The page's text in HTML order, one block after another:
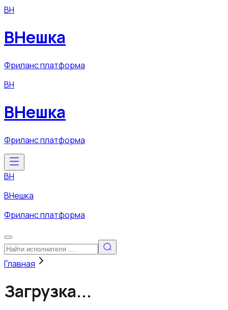
ВН
ВНешка
Фриланс платформа
ВН
ВНешка
Фриланс платформа
ВН
ВНешка
Фриланс платформа
Главная
Загрузка...